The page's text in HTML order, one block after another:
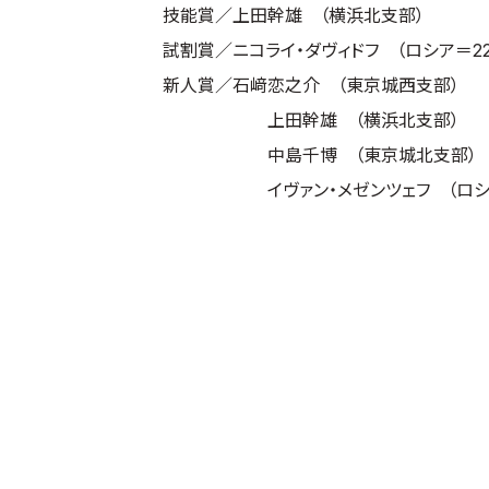
技能賞／上田幹雄 （横浜北支部）
試割賞／ニコライ・ダヴィドフ （ロシア＝22
新人賞／石﨑恋之介 （東京城西支部）
上田幹雄 （横浜北支部）
中島千博 （東京城北支部）
イヴァン・メゼンツェフ （ロシ